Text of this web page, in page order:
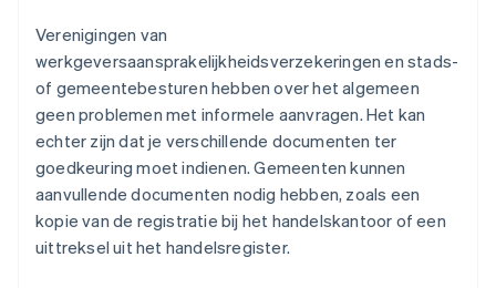
Verenigingen van
werkgeversaansprakelijkheidsverzekeringen en stads-
of gemeentebesturen hebben over het algemeen
geen problemen met informele aanvragen. Het kan
echter zijn dat je verschillende documenten ter
goedkeuring moet indienen. Gemeenten kunnen
aanvullende documenten nodig hebben, zoals een
kopie van de registratie bij het handelskantoor of een
uittreksel uit het handelsregister.